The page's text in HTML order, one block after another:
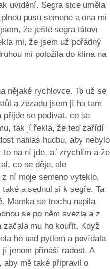
uvidění. Segra sice uměla
pusu semene a ona mi
že ještě segra tátovi
mi, že jsem už pořádný
mi položila do klína na
nějaké rychlovce. To už se
a zezadu jsem jí ho tam
přijde se podívat, co se
tak jí řekla, že teď zařídí
nahlas hudbu, aby nebylo
to na ní jde, ať zrychlím a že
co se děje, ale
ní moje semeno vyteklo,
a sednul si k segře. Ta
Mamka se trochu napila
se po něm svezla a z
mu ho kouřit. Když
ho nad pytlem a povídala
jenom přináší radost. A
aby mě také připravil o